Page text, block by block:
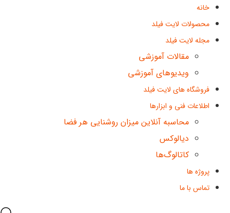
خانه
محصولات لایت فیلد
مجله لایت فیلد
مقالات آموزشی
ویدیوهای آموزشی
فروشگاه های لایت فیلد
اطلاعات فنی و ابزارها
محاسبه آنلاین میزان روشنایی هر فضا
دیالوکس
کاتالوگ‌ها
پروژه ها
تماس با ما